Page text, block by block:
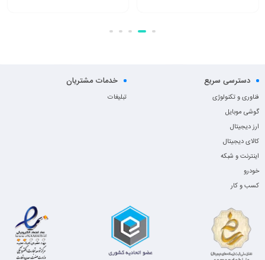
دسترسی سریع
فناوری و تکنولوژی
گوشی موبایل
ارز دیجیتال
کالای دیجیتال
اینترنت و شبکه
خودرو
کسب و کار
خدمات مشتریان
تبلیغات